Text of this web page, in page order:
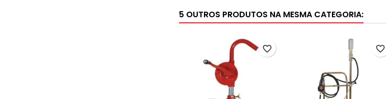
5 OUTROS PRODUTOS NA MESMA CATEGORIA:
favorite_border favorite_border